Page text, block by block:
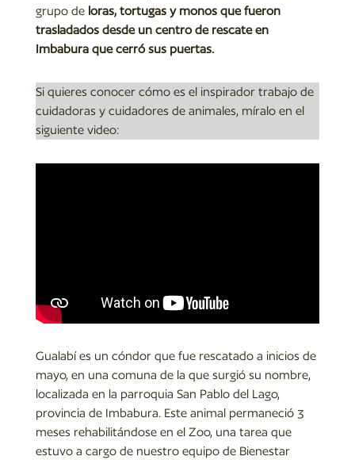
grupo deloras, tortugas y monos que fueron
trasladados desde un centro de rescate en
Imbabura que cerró sus puertas.
Si quieres conocer cómo es el inspirador trabajo de
cuidadoras y cuidadores de animales, míralo en el
siguiente video:
Gualabí es un cóndor que fue rescatado a inicios de
mayo, en una comuna de la que surgió su nombre,
localizada en la parroquia San Pablo del Lago,
provincia de Imbabura. Este animal permaneció 3
meses rehabilitándose en el Zoo, una tarea que
estuvo a cargo de nuestro equipo de Bienestar